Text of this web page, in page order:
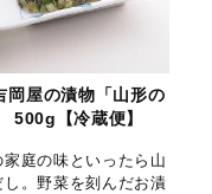
岡屋の漬物「山形の
500g【冷蔵便】
家庭の味といったら山
し。野菜を刻んだお漬